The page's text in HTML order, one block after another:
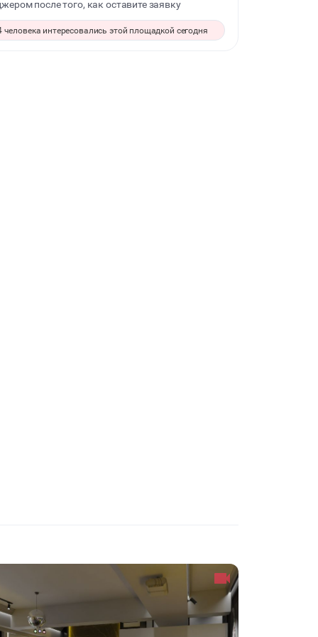
после того, как оставите заявку
человека интересовались этой площадкой сегодня